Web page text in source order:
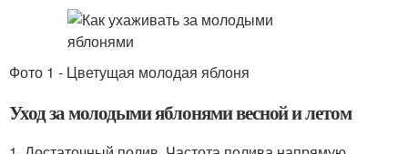
Фото 1 - Цветущая молодая яблоня
Уход за молодыми яблонями весной и летом